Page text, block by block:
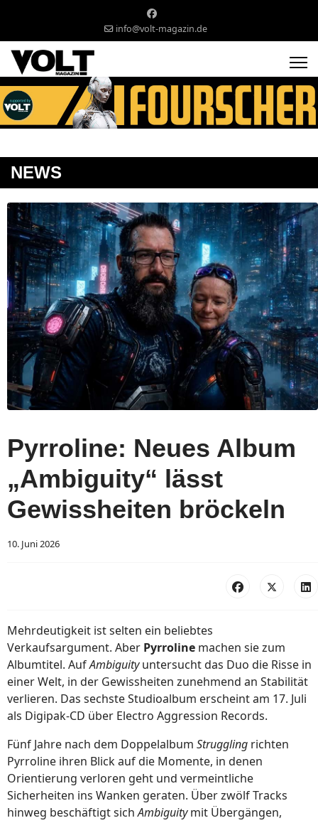
info@volt-magazin.de
NEWS
Pyrroline: Neues Album
„Ambiguity“ lässt
Gewissheiten bröckeln
10. Juni 2026
Mehrdeutigkeit ist selten ein beliebtes
Verkaufsargument. Aber Pyrroline machen sie zum
Albumtitel. AufAmbiguityuntersucht das Duo die Risse in
einer Welt, in der Gewissheiten zunehmend an Stabilität
verlieren. Das sechste Studioalbum erscheint am 17. Juli
als Digipak-CD über Electro Aggression Records.
Fünf Jahre nach dem Doppelalbum Struggling richten
Pyrroline ihren Blick auf die Momente, in denen
Orientierung verloren geht und vermeintliche
Sicherheiten ins Wanken geraten. Über zwölf Tracks
hinweg beschäftigt sichAmbiguitymit Übergängen,